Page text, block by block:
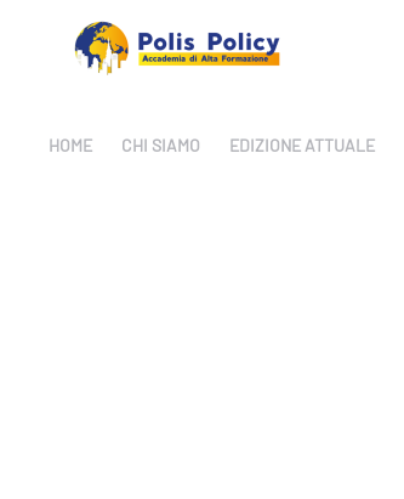
HOME CHI SIAMO EDIZIONE ATTUALE